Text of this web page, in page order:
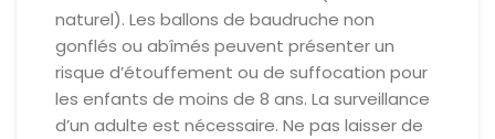
naturel). Les ballons de baudruche non
gonflés ou abîmés peuvent présenter un
risque d’étouffement ou de suffocation pour
les enfants de moins de 8 ans. La surveillance
d’un adulte est nécessaire. Ne pas laisser de